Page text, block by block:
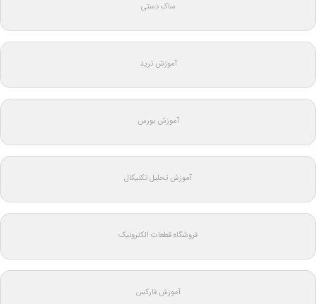
ساک دستی
آموزش ترید
آموزش بورس
آموزش تحلیل تکنیکال
فروشگاه قطعات الکترونیک
آموزش فارکس